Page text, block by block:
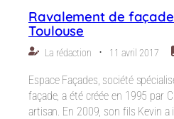
Ravalement de
Toulouse
La rédaction ⋅ 11 avril 2017
Espace Façades, société
façade, a été créée en 1995 par
artisan. En 2009, son fils Kevin a